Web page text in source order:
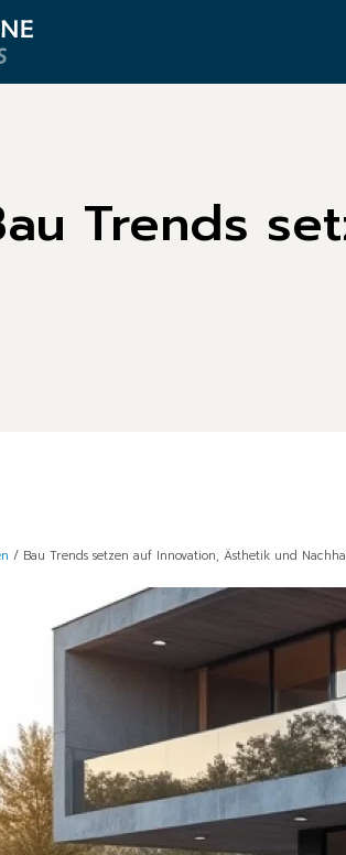
Trends
/ Bau Trends setzen auf Innovation, Ästhetik und